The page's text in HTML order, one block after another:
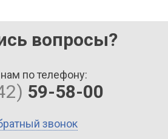
вопросы?
по телефону:
59-58-00
звонок